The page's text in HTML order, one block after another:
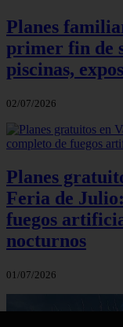
Planes
primer fin de
piscinas,
02/07/2026
Planes
Feria de
fuegos
nocturnos
01/07/2026